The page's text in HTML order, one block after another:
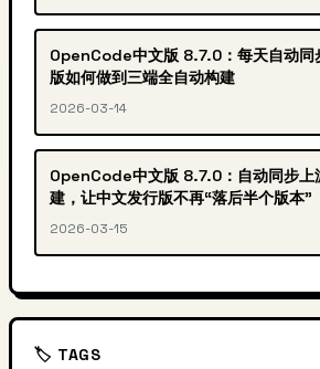
OpenCode中文版 8.7.0：每天自动同
版如何做到三端全自动构建
2026-03-14
OpenCode中文版 8.7.0：自动同步上
建，让中文发行版不再“落后半个版本”
2026-03-15
🏷️ TAGS